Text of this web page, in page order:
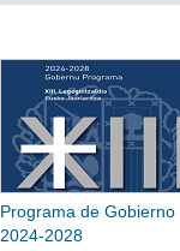
Programa de Gobierno
2024-2028